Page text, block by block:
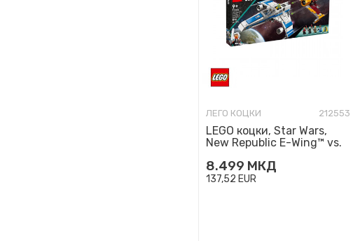
ЛЕГО КОЦКИ 212553
LEGO коцки, Star Wars,
New Republic E-Wing™ vs.
8.499 МКД
137,52 EUR